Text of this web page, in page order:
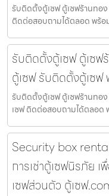
รับติดตั้งตู้เซฟ ตู้เซฟร้านทอ
ติดต่อสอบถามได้ตลอด พร้อ
รับติดตั้งตู้เซฟ ตู้เซฟ
ตู้เซฟ รับติดตั้งตู้เซ
รับติดตั้งตู้เซฟ ตู้เซฟร้านทอ
เซฟ ติดต่อสอบถามได้ตลอด
Security box
การเช่าตู้เซฟนิรภัย
เซฟส่วนตัว ตู้เซฟ